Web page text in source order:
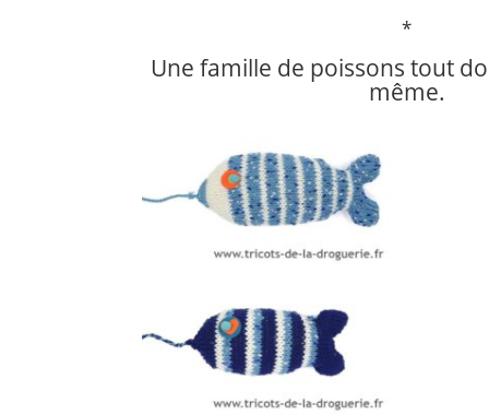
*
Une famille de poissons tout
même.